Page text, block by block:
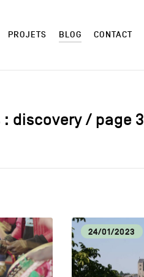
PROJETS BLOG CONTACT
discovery / page 3
24/01/2023